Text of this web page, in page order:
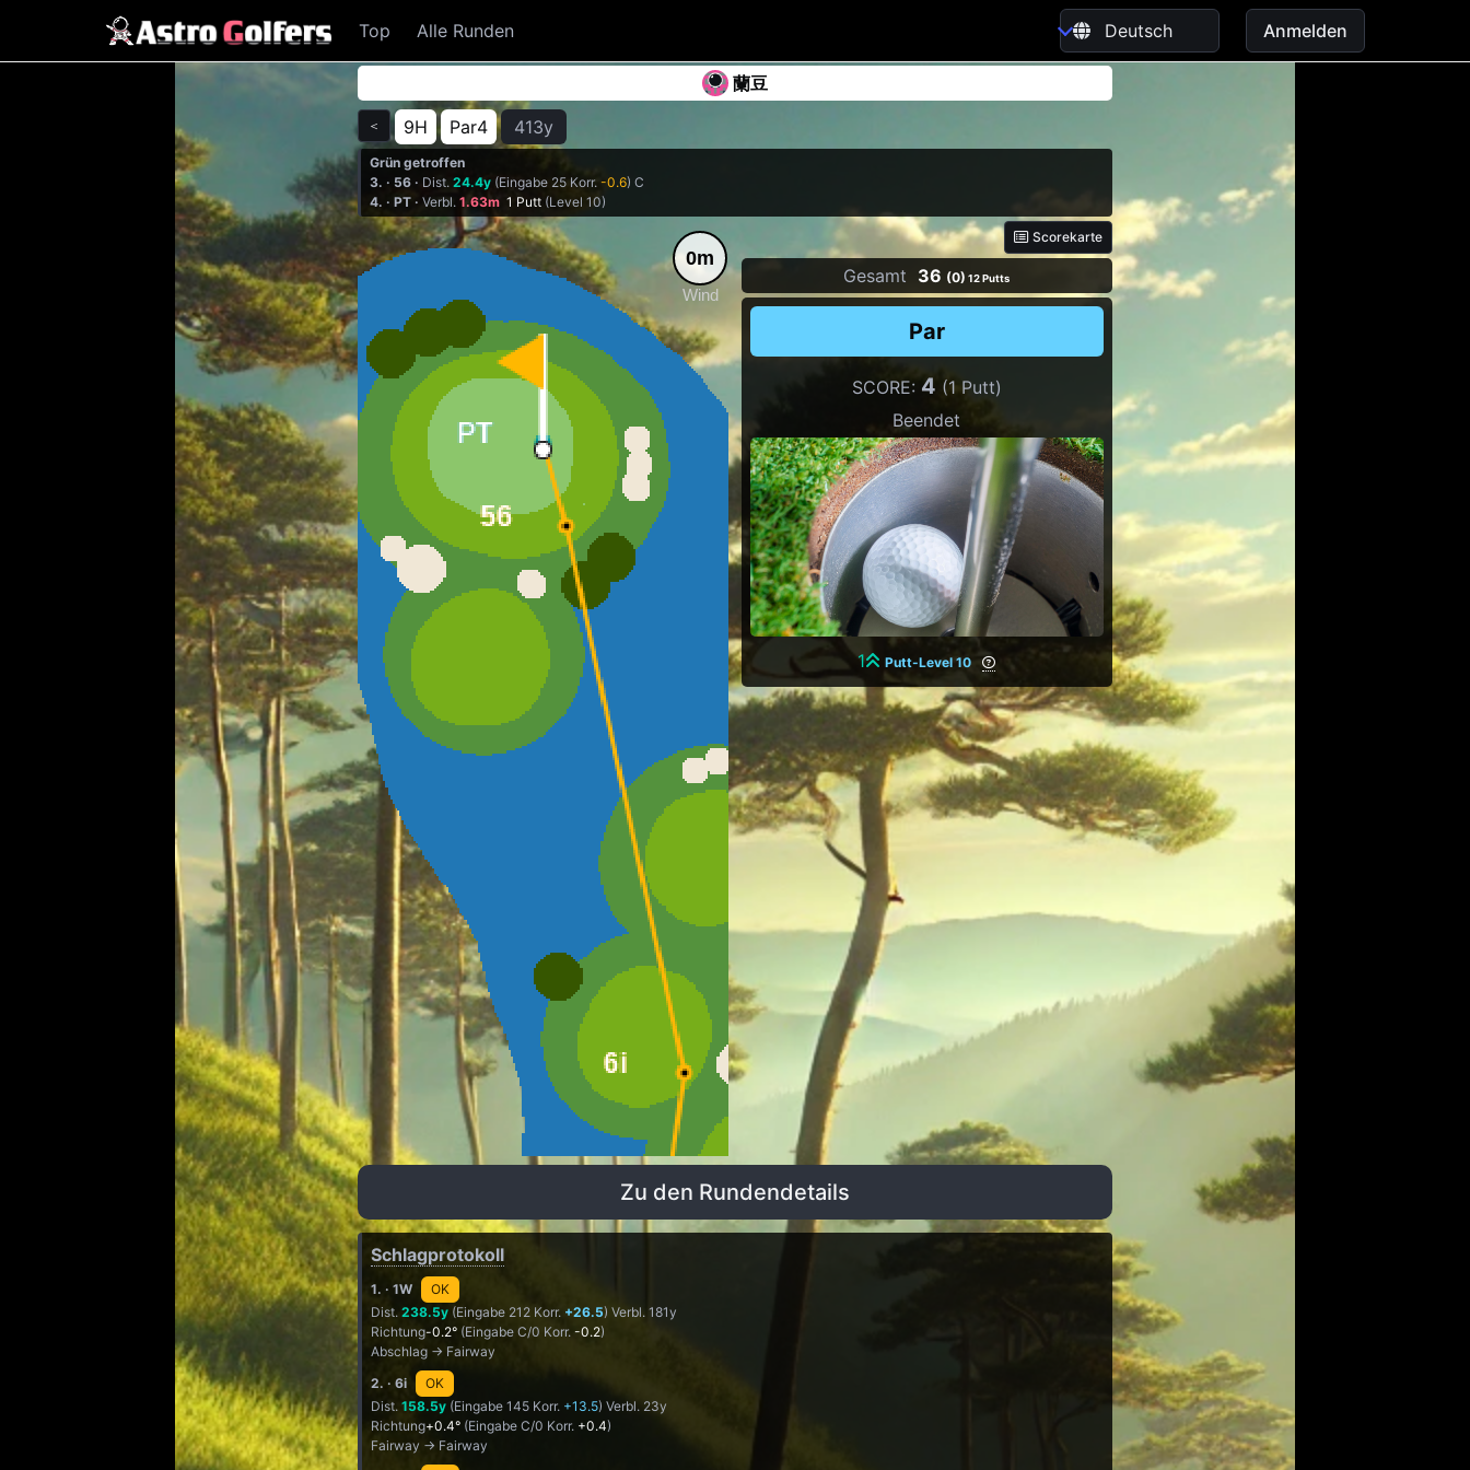
Top Alle Runden Anmelden
蘭豆
＜ 9H Par4 413y
Grün getroffen
3. · 56 · Dist.24.4y (Eingabe 25 Korr.-0.6) C
4. · PT ·Verbl.1.63m 1 Putt (Level 10)
0m
Wind
Scorekarte
Gesamt 36 (0) 12 Putts
Par
SCORE: 4 (1 Putt)
Beendet
1 Putt-Level 10
Zu den Rundendetails
Schlagprotokoll
1. · 1W
OK
Dist.238.5y (Eingabe 212 Korr. +26.5) Verbl. 181y
Richtung-0.2° (Eingabe C/0 Korr.-0.2)
Abschlag → Fairway
2. · 6i
OK
Dist.158.5y (Eingabe 145 Korr. +13.5) Verbl. 23y
Richtung+0.4° (Eingabe C/0 Korr. +0.4)
Fairway → Fairway